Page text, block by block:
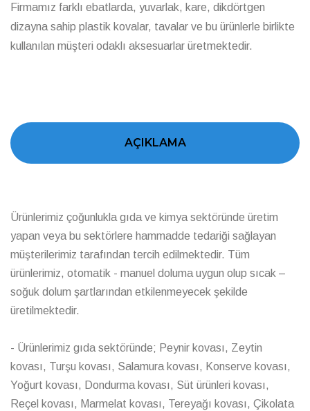
Firmamız farklı ebatlarda, yuvarlak, kare, dikdörtgen
dizayna sahip plastik kovalar, tavalar ve bu ürünlerle birlikte
kullanılan müşteri odaklı aksesuarlar üretmektedir.
AÇIKLAMA
Ürünlerimiz çoğunlukla gıda ve kimya sektöründe üretim
yapan veya bu sektörlere hammadde tedariği sağlayan
müşterilerimiz tarafından tercih edilmektedir. Tüm
ürünlerimiz, otomatik - manuel doluma uygun olup sıcak –
soğuk dolum şartlarından etkilenmeyecek şekilde
üretilmektedir.
- Ürünlerimiz gıda sektöründe; Peynir kovası, Zeytin
kovası, Turşu kovası, Salamura kovası, Konserve kovası,
Yoğurt kovası, Dondurma kovası, Süt ürünleri kovası,
Reçel kovası, Marmelat kovası, Tereyağı kovası, Çikolata